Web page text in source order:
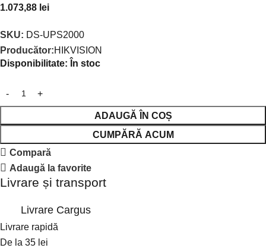
1.073,88 lei
SKU: DS-UPS2000
Producător:HIKVISION
Disponibilitate: În stoc
ADAUGĂ ÎN COȘ
CUMPĂRĂ ACUM
Compară
Adaugă la favorite
Livrare și transport
Livrare Cargus
Livrare rapidă
De la 35 lei